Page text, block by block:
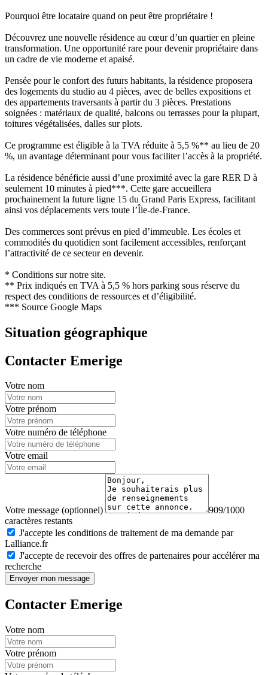
Pourquoi être locataire quand on peut être propriétaire !
Découvrez une nouvelle résidence au cœur d’un quartier en pleine
transformation. Une opportunité rare pour devenir propriétaire dans
un cadre de vie moderne et apaisé.
Pensée pour le confort des futurs habitants, la résidence proposera
des logements du studio au 4 pièces, avec de belles expositions et
des appartements traversants à partir du 3 pièces. Prestations
soignées : matériaux de qualité, balcons ou terrasses pour la plupart,
toitures végétalisées, dalles sur plots.
Ce programme est éligible à la TVA réduite à 5,5 %** au lieu de 20
%, un avantage déterminant pour vous faciliter l’accès à la propriété.
La résidence bénéficie aussi d’une proximité avec la gare RER D à
seulement 10 minutes à pied***. Cette gare accueillera
prochainement la future ligne 15 du Grand Paris Express, facilitant
ainsi vos déplacements vers toute l’Île-de-France.
Des commerces sont prévus en pied d’immeuble. Les écoles et
commodités du quotidien sont facilement accessibles, renforçant
l’attractivité de ce secteur en devenir.
* Conditions sur notre site.
** Prix indiqués en TVA à 5,5 % hors parking sous réserve du
respect des conditions de ressources et d’éligibilité.
*** Source Google Maps
Situation géographique
Contacter Emerige
Votre nom
Votre prénom
Votre numéro de téléphone
Votre email
Votre message (optionnel)
909/1000
caractères restants
J'accepte les conditions de traitement de ma demande par
Lalliance.fr
J'accepte de recevoir des offres de partenaires pour accélérer ma
recherche
Envoyer mon message
Contacter Emerige
Votre nom
Votre prénom